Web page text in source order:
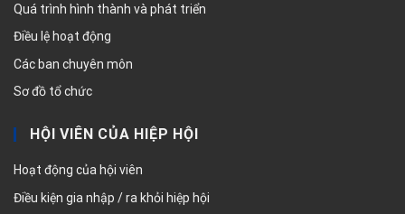
Quá trình hình thành và phát triển
Điều lệ hoạt động
Các ban chuyên môn
Sơ đồ tổ chức
HỘI VIÊN CỦA HIỆP HỘI
Hoạt động của hội viên
Điều kiện gia nhập / ra khỏi hiệp hội